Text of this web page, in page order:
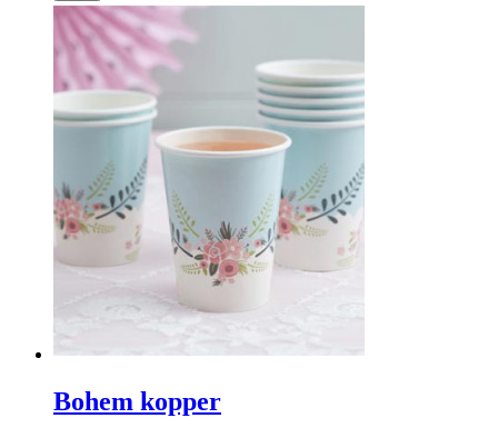
Bohem kopper